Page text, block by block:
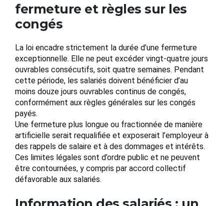
fermeture et règles sur les
congés
La loi encadre strictement la durée d’une fermeture
exceptionnelle. Elle ne peut excéder vingt-quatre jours
ouvrables consécutifs, soit quatre semaines. Pendant
cette période, les salariés doivent bénéficier d’au
moins douze jours ouvrables continus de congés,
conformément aux règles générales sur les congés
payés.
Une fermeture plus longue ou fractionnée de manière
artificielle serait requalifiée et exposerait l’employeur à
des rappels de salaire et à des dommages et intérêts.
Ces limites légales sont d’ordre public et ne peuvent
être contournées, y compris par accord collectif
défavorable aux salariés.